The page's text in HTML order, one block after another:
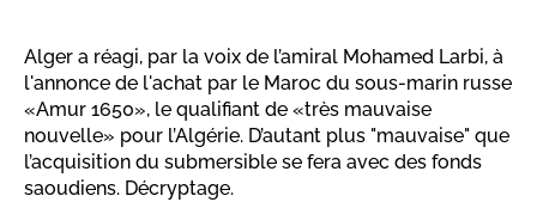
Alger a réagi, par la voix de l’amiral Mohamed Larbi, à
l'annonce de l'achat par le Maroc du sous-marin russe
«Amur 1650», le qualifiant de «très mauvaise
nouvelle» pour l’Algérie. D’autant plus "mauvaise" que
l’acquisition du submersible se fera avec des fonds
saoudiens. Décryptage.